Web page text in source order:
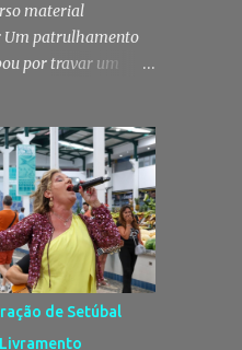
material
patrulhamento
por travar um
de um
alegadamente se
diverso material,
militares da Guarda.
termina com
ocorreu no
só nesta
desenvolvida pelo
de Setúbal